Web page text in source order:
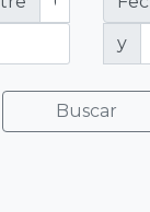
y
Buscar